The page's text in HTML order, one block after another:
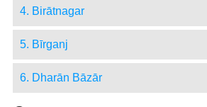
4. Birātnagar
5. Bīrganj
6. Dharān Bāzār